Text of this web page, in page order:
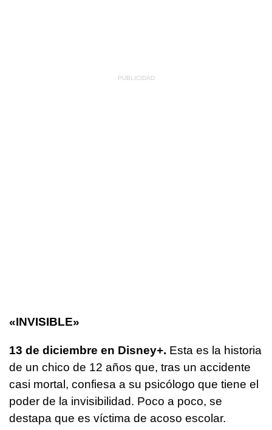
«INVISIBLE»
13 de diciembre en Disney+. Esta es la historia
de un chico de 12 años que, tras un accidente
casi mortal, confiesa a su psicólogo que tiene el
poder de la invisibilidad. Poco a poco, se
destapa que es víctima de acoso escolar.